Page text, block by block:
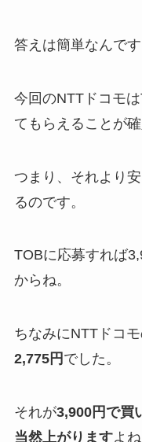
答えは簡単なんです
今回のNTTドコモ
てもらえることが確
つまり、それより
るのです。
TOBに応募すれば
からね。
ちなみにNTTドコ
2,775円 でした。
それが3,900円で買
当然上がり ますよね